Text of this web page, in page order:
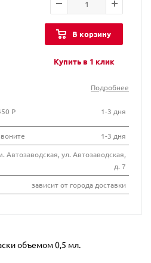
В корзину
Купить в 1 клик
Подробнее
Р 1-3 дня
1-3 дня
Автозаводская, ул. Автозаводская,
д. 7
зависит от города доставки
объемом 0,5 мл.